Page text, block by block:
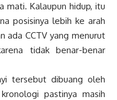
mati. Kalaupun hidup, itu
posisinya lebih ke arah
ada CCTV yang menurut
tidak benar-benar
tersebut dibuang oleh
pastinya masih